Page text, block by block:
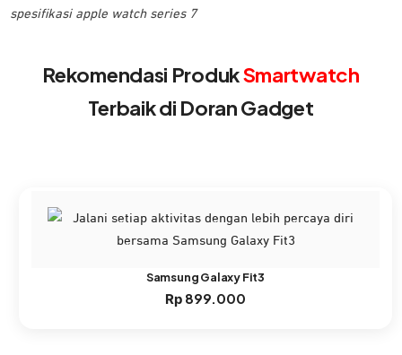
spesifikasi apple watch series 7
Rekomendasi ProdukSmartwatch
Terbaik di Doran Gadget
Samsung Galaxy Fit3
Rp 899.000